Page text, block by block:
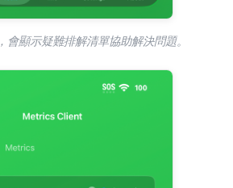
會顯示疑難排解清單協助解決問題。